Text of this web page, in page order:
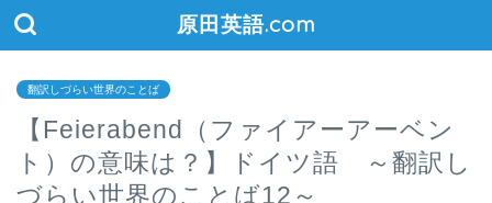
原田英語.com
翻訳しづらい世界のことば
【Feierabend（ファイアーアーベン
ト）の意味は？】ドイツ語 ～翻訳し
づらい世界のことば12～